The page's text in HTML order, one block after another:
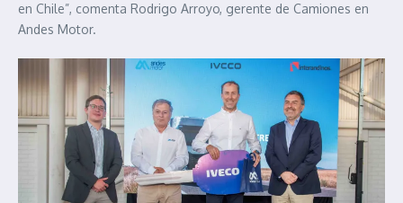
en Chile”, comenta Rodrigo Arroyo, gerente de Camiones en
Andes Motor.